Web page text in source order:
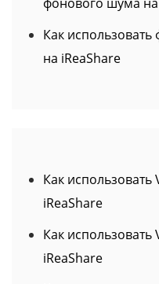
на iReaShare
Как использовать
iReaShare
Как использовать
видео на iReaShare